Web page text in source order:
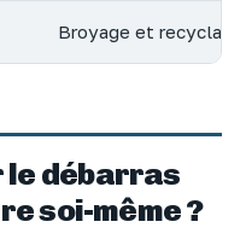
Broyage et recyclage
le débarras
soi-même ?